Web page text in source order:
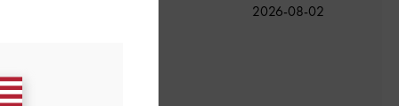
公
2026-08-02